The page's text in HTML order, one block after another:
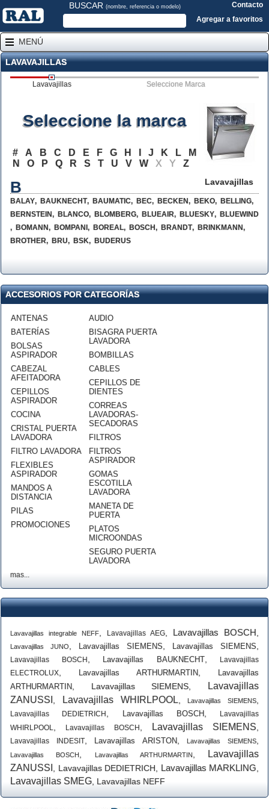
BUSCAR (nombre, referencia o modelo)
Contacto
Agregar a favoritos
MENÚ
LAVAVAJILLAS
Lavavajillas Seleccione Marca
Lavavajillas
Seleccione la marca
# A B C D E F G H J K L
M
N
O P Q R S T U V W X Y Z
B
BALAY, BAUKNECHT, BAUMATIC, BEC, BECKEN, BEKO, BELLING,
BERNSTEIN, BLANCO, BLOMBERG, BLUEAIR, BLUESKY, BLUEWIND
, BOMANN, BOMPANI , BOREAL, BOSCH , BRANDT, BRINKMANN,
BROTHER, BRU, BSK, BUDERUS
ACCESORIOS POR CATEGORÍAS
ANTENAS
BATERÍAS
BOLSAS
ASPIRADOR
CABEZAL
AFEITADORA
CEPILLOS
ASPIRADOR
COCINA
CRISTAL PUERTA
LAVADORA
FILTRO LAVADORA
FLEXIBLES
ASPIRADOR
MANDOS A
DISTANCIA
PILAS
PROMOCIONES
AUDIO
BISAGRA PUERTA
LAVADORA
BOMBILLAS
CABLES
CEPILLOS DE
DIENTES
CORREAS
LAVADORAS-
SECADORAS
FILTROS
FILTROS
ASPIRADOR
GOMAS
ESCOTILLA
LAVADORA
MANETA DE
PUERTA
PLATOS
MICROONDAS
SEGURO PUERTA
LAVADORA
mas...
Lavavajillas integrable NEFF Lavavajillas AEG Lavavajillas BOSCH
Lavavajillas JUNO Lavavajillas SIEMENS Lavavajillas SIEMENS
Lavavajillas BOSCH Lavavajillas BAUKNECHT,
Lavavajillas
ELECTROLUX
Lavavajillas ARTHURMARTIN
Lavavajillas
ARTHURMARTIN
Lavavajillas SIEMENS
Lavavajillas
ZANUSSI
Lavavajillas WHIRLPOOL,Lavavajillas SIEMENS
Lavavajillas DEDIETRICH Lavavajillas BOSCH,
Lavavajillas
WHIRLPOOL
Lavavajillas BOSCH Lavavajillas SIEMENS
Lavavajillas INDESIT, Lavavajillas ARISTON,Lavavajillas SIEMENS
Lavavajillas BOSCH Lavavajillas ARTHURMARTIN
Lavavajillas
ZANUSSI
Lavavajillas DEDIETRICH Lavavajillas MARKLING
Lavavajillas SMEG Lavavajillas NEFF